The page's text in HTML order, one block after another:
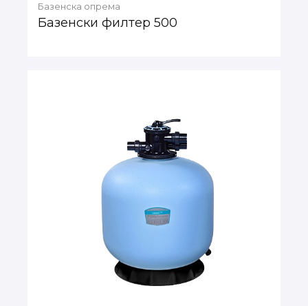
Базенска опрема
Базенски филтер 500